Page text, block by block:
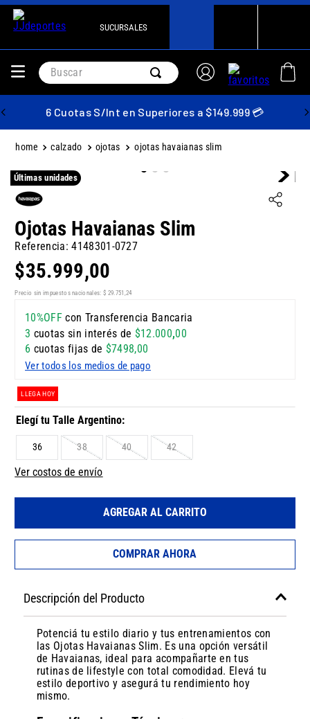
SUCURSALES
Buscar
6 Cuotas S/Int en Superiores a $149.999 💳
calzado ojotas ojotas havaianas slim
Últimas unidades
Ojotas Havaianas Slim
Referencia:4148301-0727
$35.999,00
Precio sin impuestos nacionales: $ 29.751 ,24
10%OFFcon Transferencia Bancaria
3 cuotas sin interés de $12.000,00
6 cuotas fijas de $7498,00
Ver todos los medios de pago
LLEGA HOY
36 38 40 42
Ver costos de envío
AGREGAR AL CARRITO
COMPRAR AHORA
Descripción del Producto
Potenciá tu estilo diario y tus entrenamientos con
las Ojotas Havaianas Slim. Es una opción versátil
de Havaianas, ideal para acompañarte en tus
rutinas de lifestyle con total comodidad. Elevá tu
estilo deportivo y asegurá tu rendimiento hoy
mismo.